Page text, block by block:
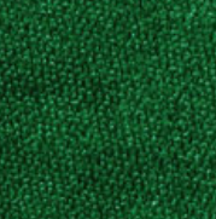
il tempo di riverbero e
parole;
e di concentrazione;
calma.